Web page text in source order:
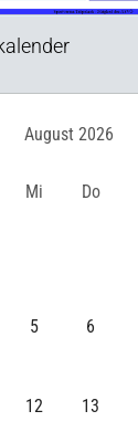
August 2026
Mi Do
5 6
12 13